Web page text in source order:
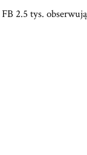
FB 2.5 tys.